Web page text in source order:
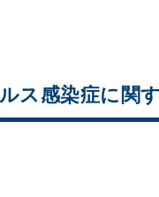
ス感染症に関